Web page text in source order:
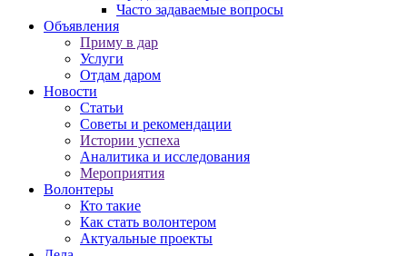
Часто задаваемые вопросы
Объявления
Приму в дар
Услуги
Отдам даром
Новости
Статьи
Советы и рекомендации
Истории успеха
Аналитика и исследования
Мероприятия
Волонтеры
Кто такие
Как стать волонтером
Актуальные проекты